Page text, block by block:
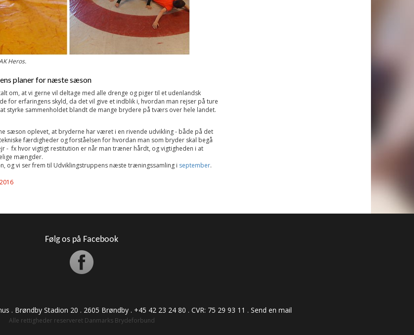
Heros.
planer for næste sæson
om, at vi gerne vil deltage med alle drenge og piger til et udenlandsk
for erfaringens skyld, da det vil give et indblik i, hvordan man rejser på ture
styrke sammenholdet blandt de mange brydere på tværs over hele landet.
sæson oplevet, at bryderne har været i en rivende udvikling - både på det
færdigheder og forståelsen for hvordan man som bryder skal begå
- fx hvor vigtigt restitution er når man træner hårdt, og vigtigheden i at
mængder.
og vi ser frem til Udviklingstruppens næste træningssamling i september.
Følg os på Facebook
. Brøndby Stadion 20 . 2605 Brøndby . +45 42 23 24 80 . CVR: ​​​​​​75 29 93 11 . Send en mail
Alle rettigheder reserveret Danmarks Brydeforbund